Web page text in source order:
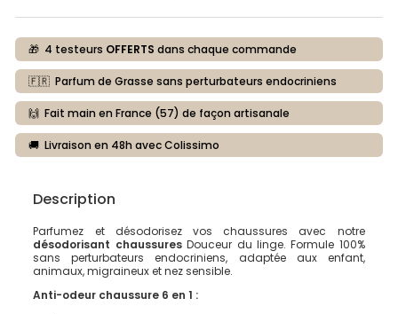
🎁 4 testeurs OFFERTS dans chaque commande
🇫🇷 Parfum de Grasse sans perturbateurs endocriniens
🙌 Fait main en France (57) de façon artisanale
🚚 Livraison en 48h avec Colissimo
Description
Parfumez et désodorisez vos chaussures avec notre
désodorisant chaussuresDouceur du linge. Formule 100%
sans perturbateurs endocriniens, adaptée aux enfant,
animaux, migraineux et nez sensible.
Anti-odeur chaussure 6 en 1 :